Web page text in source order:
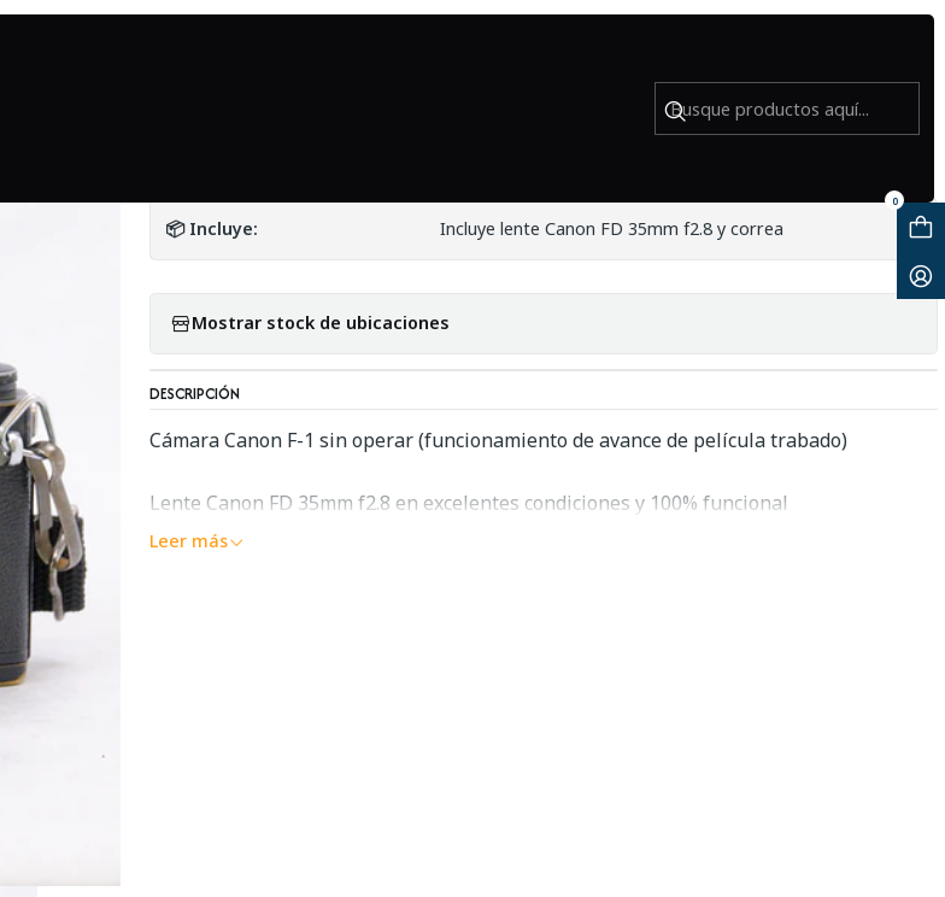
0
Canon F-1 con lente Canon FD 35mm f2.8 - Usado
📦 Incluye: Incluye lente Canon FD 35mm f2.8 y correa
Mostrar stock de ubicaciones
DESCRIPCIÓN
Cámara Canon F-1 sin operar (funcionamiento de avance de película trabado)
Lente Canon FD 35mm f2.8 en excelentes condiciones y 100% funcional
Leer más